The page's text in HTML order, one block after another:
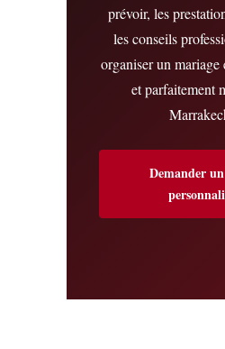
prévoir, les
les conseils
organiser un
et parfaitement
Demander